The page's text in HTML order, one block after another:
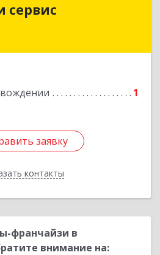
сервис
1
заявку
контакты
Подробнее
заявку
Назад
франчайзи в
внимание на: